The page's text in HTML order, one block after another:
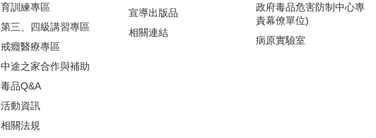
育訓練專區
第三、四級講習專區
戒癮醫療專區
中途之家合作與補助
毒品Q&A
活動資訊
相關法規
宣導出版品
相關連結
政府毒品危害防制中心專
責幕僚單位)
病原實驗室